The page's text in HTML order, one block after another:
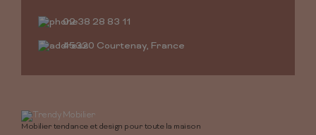
02 38 28 83 11
45320 Courtenay, France
Mobilier tendance et design pour toute la maison